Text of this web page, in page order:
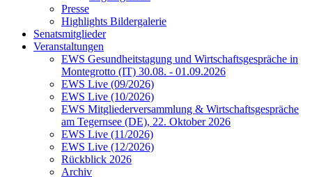
Presse
Highlights Bildergalerie
Senatsmitglieder
Veranstaltungen
EWS Gesundheitstagung und Wirtschaftsgespräche in
Montegrotto (IT) 30.08. - 01.09.2026
EWS Live (09/2026)
EWS Live (10/2026)
EWS Mitgliederversammlung & Wirtschaftsgespräche
am Tegernsee (DE), 22. Oktober 2026
EWS Live (11/2026)
EWS Live (12/2026)
Rückblick 2026
Archiv